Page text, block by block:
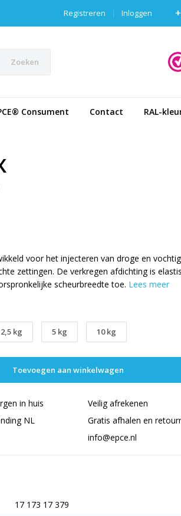
Inloggen
|
Registreren
Zoeken
Consument Contact RAL-
voor het injecteren van droge en
zettingen. De verkregen afdichting is
scheurbreedte toe. Lees meer
2,5 kg 5 kg 10 kg
Toevoegen aan winkelwagen
in huis
Veilig afrekenen
NL
Gratis afhalen en
info@epce.nl
17 173 17 379